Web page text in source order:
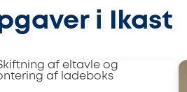
i Ikast